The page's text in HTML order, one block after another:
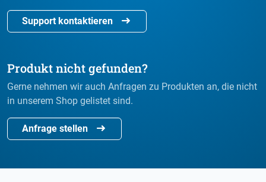
Support kontaktieren
Produkt nicht gefunden?
Gerne nehmen wir auch Anfragen zu Produkten an, die nicht
in unserem Shop gelistet sind.
Anfrage stellen